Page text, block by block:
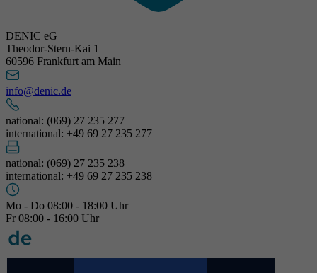
DENIC eG
Theodor-Stern-Kai 1
60596 Frankfurt am Main
info@denic.de
national: (069) 27 235 277
international: +49 69 27 235 277
national: (069) 27 235 238
international: +49 69 27 235 238
Mo - Do 08:00 - 18:00 Uhr
Fr 08:00 - 16:00 Uhr